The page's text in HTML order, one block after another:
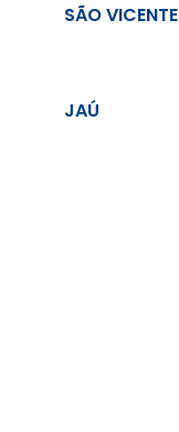
SÃO VICENTE
JAÚ